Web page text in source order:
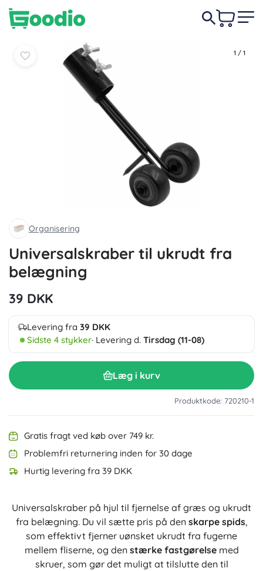
1 / 1
Organisering
Universalskraber til ukrudt fra
belægning
39 DKK
Levering fra 39 DKK
Sidste 4 stykker· Levering d. Tirsdag (11-08)
Læg i kurv
Produktkode: 720210-1
Gratis fragt ved køb over 749 kr.
Problemfri returnering inden for 30 dage
Hurtig levering fra 39 DKK
Universalskraber på hjul til fjernelse af græs og ukrudt
fra belægning. Du vil sætte pris på den skarpe spids,
som effektivt fjerner uønsket ukrudt fra fugerne
mellem fliserne, og den stærke fastgørelsemed
skruer, som gør det muligt at tilslutte den til
39 DKK
Læg i